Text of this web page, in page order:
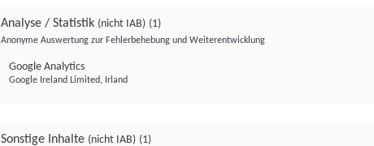
Analyse / Statistik (nicht IAB) (1)
Anonyme Auswertung zur Fehlerbehebung und Weiterentwicklung
Google Analytics
Google Ireland Limited, Irland
Sonstige Inhalte (nicht IAB) (1)